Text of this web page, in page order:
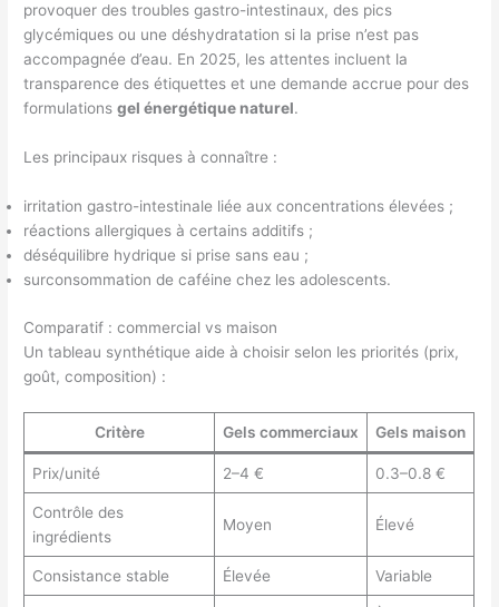
provoquer des troubles gastro-intestinaux, des pics
glycémiques ou une déshydratation si la prise n’est pas
accompagnée d’eau. En 2025, les attentes incluent la
transparence des étiquettes et une demande accrue pour des
formulationsgel énergétique naturel.
Les principaux risques à connaître :
irritation gastro-intestinale liée aux concentrations élevées ;
réactions allergiques à certains additifs ;
déséquilibre hydrique si prise sans eau ;
surconsommation de caféine chez les adolescents.
Comparatif : commercial vs maison
Un tableau synthétique aide à choisir selon les priorités (prix,
goût, composition) :
Critère Gels commerciaux Gels maison
Prix/unité 2–4 € 0.3–0.8 €
Contrôle des
ingrédients
Moyen Élevé
Consistance stable Élevée Variable